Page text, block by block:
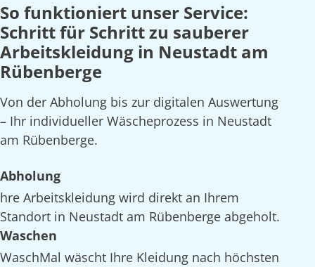
So funktioniert unser Service:
Schritt für Schritt zu sauberer
Arbeitskleidung in Neustadt am
Rübenberge
Von der Abholung bis zur digitalen Auswertung
– Ihr individueller Wäscheprozess in Neustadt
am Rübenberge.
Abholung
hre Arbeitskleidung wird direkt an Ihrem
Standort in Neustadt am Rübenberge abgeholt.
Waschen
WaschMal wäscht Ihre Kleidung nach höchsten